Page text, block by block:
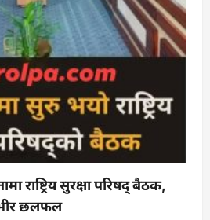
राष्ट्रिय सुरक्षा परिषद् बैठक,
छलफल